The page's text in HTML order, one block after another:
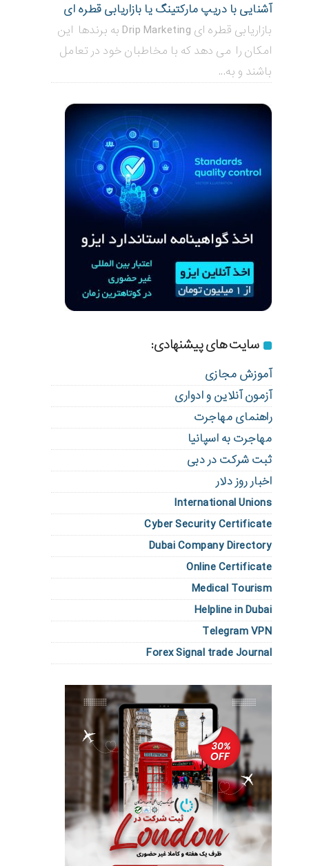
آشنایی با دریپ مارکتینگ یا بازاریابی قطره ای
بازاریابی قطره ای Drip Marketing به برندها این
امکان را می دهد که با مخاطبان خود در تعامل
باشند و به...
سایت های پیشنهادی:
آموزش مجازی
آزمون آنلاین و ادواری
راهنمای مهاجرت
مهاجرت به اسپانیا
ثبت شرکت در دبی
اخبار روز دلار
International Unions
Cyber Security Certificate
Dubai Company Directory
Online Certificate
Medical Tourism
Helpline in Dubai
Telegram VPN
Forex Signal trade Journal